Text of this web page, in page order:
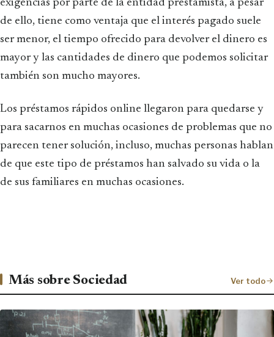
exigencias por parte de la entidad prestamista, a pesar
de ello, tiene como ventaja que el interés pagado suele
ser menor, el tiempo ofrecido para devolver el dinero es
mayor y las cantidades de dinero que podemos solicitar
también son mucho mayores.
Los préstamos rápidos online llegaron para quedarse y
para sacarnos en muchas ocasiones de problemas que no
parecen tener solución, incluso, muchas personas hablan
de que este tipo de préstamos han salvado su vida o la
de sus familiares en muchas ocasiones.
Más sobre Sociedad Ver todo